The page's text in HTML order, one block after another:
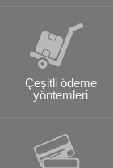
Çeşitli ödeme
yöntemleri